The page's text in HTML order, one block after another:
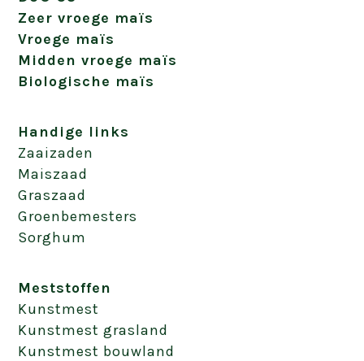
Zeer vroege maïs
Vroege maïs
Midden vroege maïs
Biologische maïs
Handige links
Zaaizaden
Maiszaad
Graszaad
Groenbemesters
Sorghum
Meststoffen
Kunstmest
Kunstmest grasland
Kunstmest bouwland